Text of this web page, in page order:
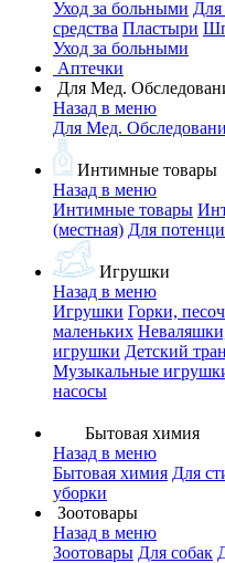
Уход за больными
средства Пластыри
Уход за больными
Аптечки
Для Мед.
Назад в меню
Для Мед.
Интимные товары
Назад в меню
Интимные товары
(местная) Для
Игрушки
Назад в меню
Игрушки Горки,
маленьких
игрушки Детский
Музыкальные
насосы
Бытовая химия
Назад в меню
Бытовая химия Для
уборки
Зоотовары
Назад в меню
Зоотовары Для собак